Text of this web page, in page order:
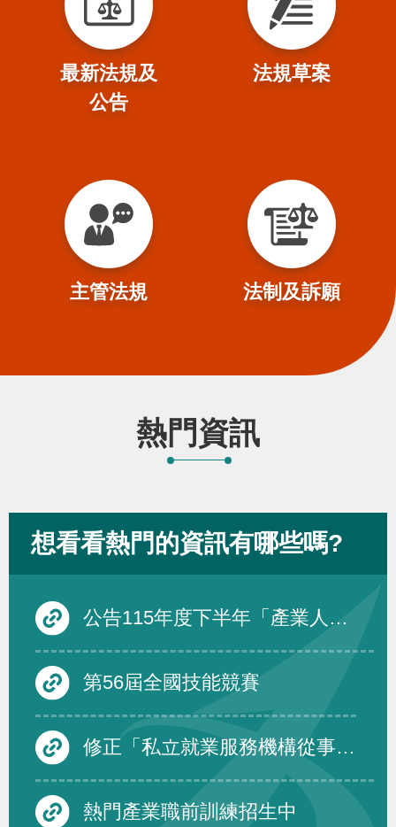
最新法規及
公告
法規草案
主管法規 法制及訴願
熱門資訊
想看看熱門的資訊有哪些嗎?
公告115年度下半年「產業人才投資方案」在職訓練課程
第56屆全國技能競賽
修正「私立就業服務機構從事跨國人力仲介服務品質評鑑要點」第四點、第五點、第六點及第三點附表一至附表三，除第三點附表一至附表三自中華民國一百十六年一月一日生效外，自即日生效。
熱門產業職前訓練招生中